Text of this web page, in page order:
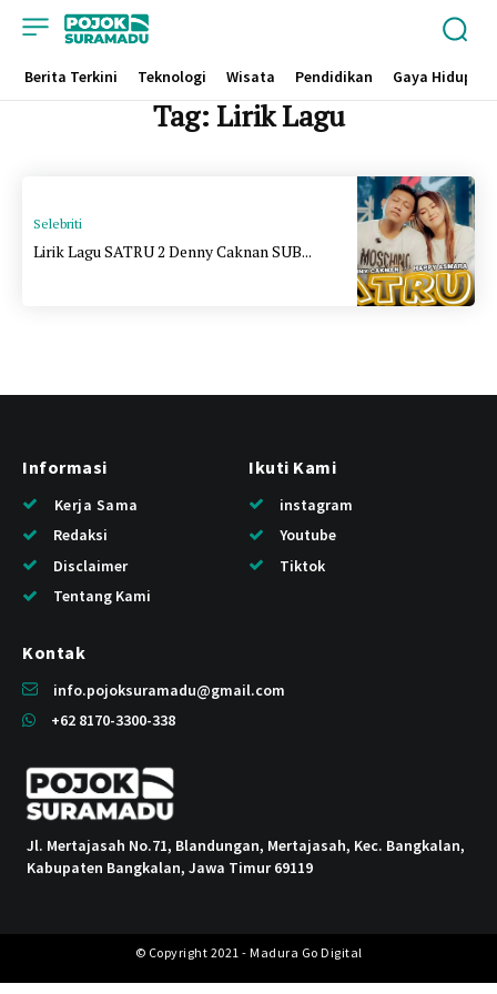
Berita Terkini Teknologi Wisata Pendidikan Gaya Hidup
Tag: Lirik Lagu
Selebriti
Lirik Lagu SATRU 2 Denny Caknan SUB...
Informasi
Kerja Sama
Redaksi
Disclaimer
Tentang Kami
Ikuti Kami
instagram
Youtube
Tiktok
Kontak
info.pojoksuramadu@gmail.com
+62 8170-3300-338
Jl. Mertajasah No.71, Blandungan, Mertajasah, Kec. Bangkalan,
Kabupaten Bangkalan, Jawa Timur 69119
© Copyright 2021 - Madura Go Digital